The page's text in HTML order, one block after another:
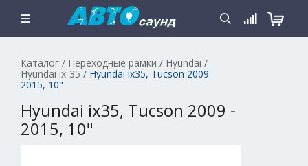
Каталог / Переходные рамки / Hyundai /
Hyundai ix-35/ Hyundai ix35, Tucson 2009 -
2015, 10"
Hyundai ix35, Tucson 2009 -
2015, 10"